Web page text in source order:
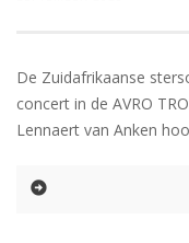
De Zuidafrikaanse
concert in de AVRO
Lennaert van Anken